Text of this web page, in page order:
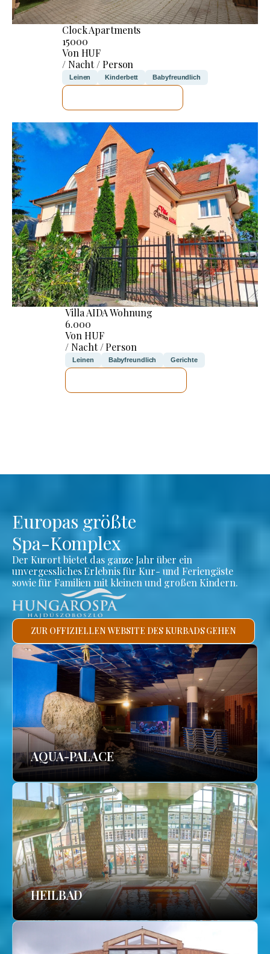
Clock Apartments
15000
Von HUF
/ Nacht / Person
Leinen Kinderbett Babyfreundlich
Villa AIDA Wohnung
6.000
Von HUF
/ Nacht / Person
Leinen Babyfreundlich Gerichte
Europas größte
Spa-Komplex
Der Kurort bietet das ganze Jahr über ein
unvergessliches Erlebnis für Kur- und Feriengäste
sowie für Familien mit kleinen und großen Kindern.
ZUR OFFIZIELLEN WEBSITE DES KURBADS GEHEN
AQUA-PALACE
HEILBAD